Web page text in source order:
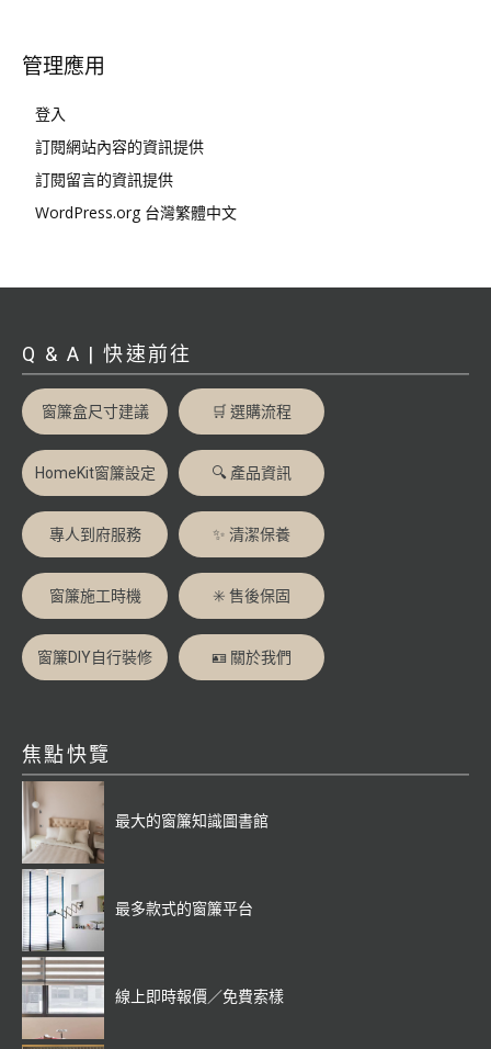
管理應用
登入
訂閱網站內容的資訊提供
訂閱留言的資訊提供
WordPress.org 台灣繁體中文
Q & A | 快速前往
窗簾盒尺寸建議 🛒 選購流程
HomeKit窗簾設定 🔍 產品資訊
專人到府服務 ✨ 清潔保養
窗簾施工時機 ✳️ 售後保固
窗簾DIY自行裝修 🪪 關於我們
焦點快覽
最大的窗簾知識圖書館
最多款式的窗簾平台
線上即時報價／免費索樣